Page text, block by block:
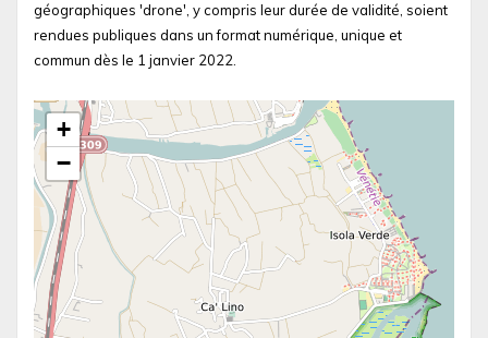
géographiques 'drone', y compris leur durée de validité, soient
rendues publiques dans un format numérique, unique et
commun dès le 1 janvier 2022.